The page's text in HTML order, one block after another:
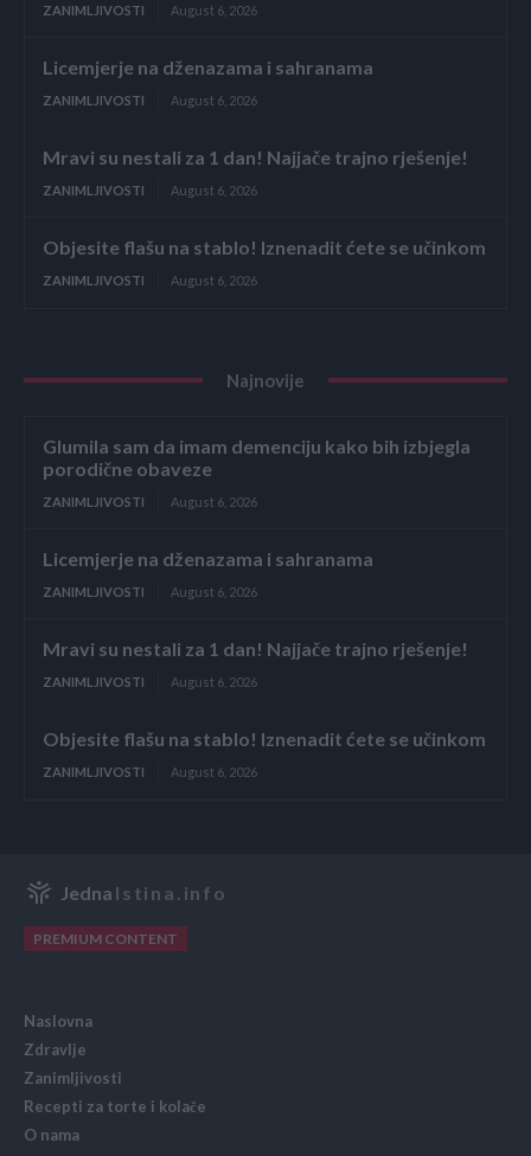
ZANIMLJIVOSTI August 6, 2026
Licemjerje na dženazama i sahranama
ZANIMLJIVOSTI August 6, 2026
Mravi su nestali za 1 dan! Najjače trajno rješenje!
ZANIMLJIVOSTI August 6, 2026
Objesite flašu na stablo! Iznenadit ćete se učinkom
ZANIMLJIVOSTI August 6, 2026
Najnovije
Glumila sam da imam demenciju kako bih izbjegla
porodične obaveze
ZANIMLJIVOSTI August 6, 2026
Licemjerje na dženazama i sahranama
ZANIMLJIVOSTI August 6, 2026
Mravi su nestali za 1 dan! Najjače trajno rješenje!
ZANIMLJIVOSTI August 6, 2026
Objesite flašu na stablo! Iznenadit ćete se učinkom
ZANIMLJIVOSTI August 6, 2026
Jedna Istina.info
PREMIUM CONTENT
Naslovna
Zdravlje
Zanimljivosti
Recepti za torte i kolače
O nama